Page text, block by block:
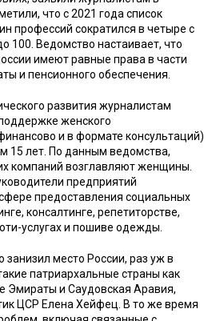
что с 2021 года список
профессий сократился в четыре с
100. Ведомство настаивает, что
имеют равные права в части
и пенсионного обеспечения.
развития журналистам
женского
и в формате консультаций)
15 лет. По данным ведомства,
компаний возглавляют женщины.
предприятий
предоставления социальных
консалтинге, репетиторстве,
услугах и пошиве одежды.
место России, раз уж в
патриархальные страны как
Эмираты и Саудовская Аравия,
ЦСР Елена Хейфец. В то же время